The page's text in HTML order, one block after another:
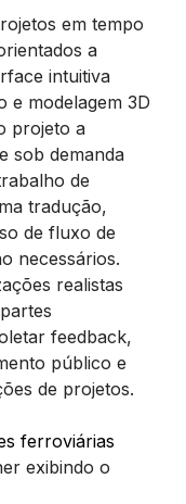
em tempo
a
intuitiva
e modelagem 3D
projeto a
sob demanda
de
tradução,
de fluxo de
necessários.
realistas
feedback,
público e
de projetos.
ferroviárias